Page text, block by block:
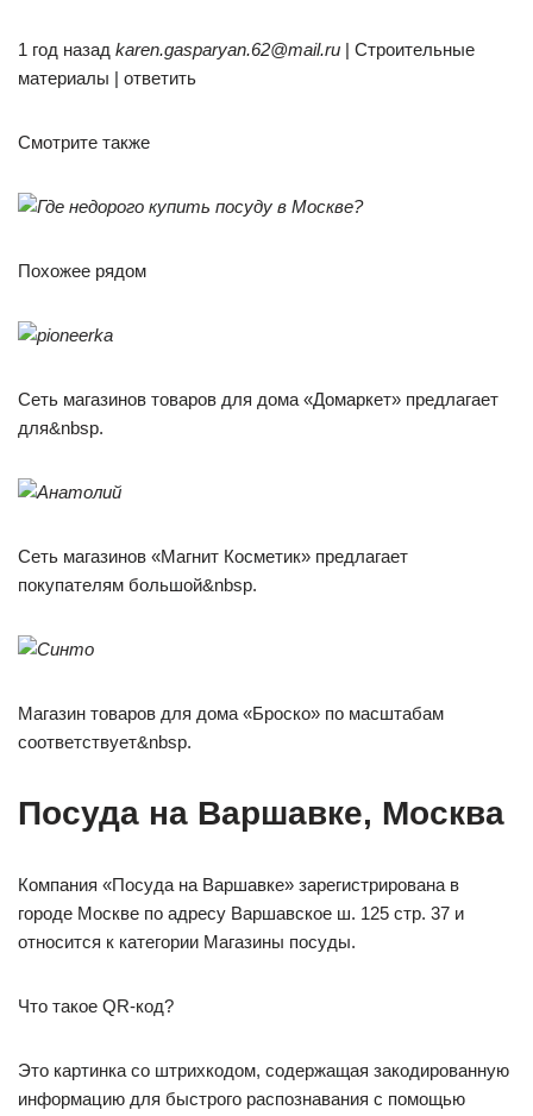
1 год назад karen.gasparyan.62@mail.ru | Строительные
материалы | ответить
Смотрите также
Похожее рядом
Сеть магазинов товаров для дома «Домаркет» предлагает
для&nbsp.
Сеть магазинов «Магнит Косметик» предлагает
покупателям большой&nbsp.
Магазин товаров для дома «Броско» по масштабам
соответствует&nbsp.
Посуда на Варшавке, Москва
Компания «Посуда на Варшавке» зарегистрирована в
городе Москве по адресу Варшавское ш. 125 стр. 37 и
относится к категории Магазины посуды.
Что такое QR-код?
Это картинка со штрихкодом, содержащая закодированную
информацию для быстрого распознавания с помощью